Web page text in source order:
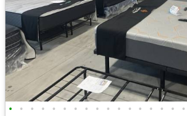
• • • • • • • • • • • • • • • • •